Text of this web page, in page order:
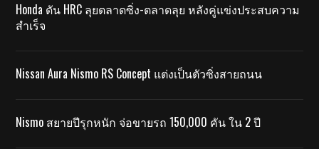
Honda ดัน HRC ลุยตลาดซิ่ง-ตลาดลุย หลังคู่แข่งประสบความ
สำเร็จ
Nissan Aura Nismo RS Concept แต่งเป็นตัวซิ่งสายถนน
Nismo สยายปีรุกหนัก จ่อขายรถ 150,000 คัน ใน 2 ปี